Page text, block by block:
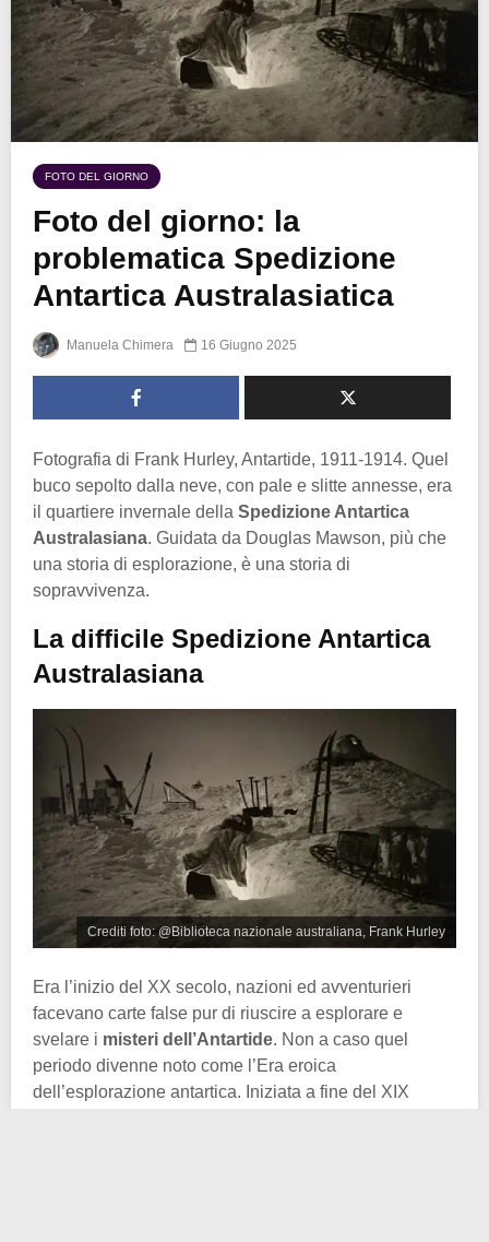
FOTO DEL GIORNO
Foto del giorno: la
problematica Spedizione
Antartica Australasiatica
Manuela Chimera 16 Giugno 2025
Fotografia di Frank Hurley, Antartide, 1911-1914. Quel
buco sepolto dalla neve, con pale e slitte annesse, era
il quartiere invernale della Spedizione Antartica
Australasiana. Guidata da Douglas Mawson, più che
una storia di esplorazione, è una storia di
sopravvivenza.
La difficile Spedizione Antartica
Australasiana
Crediti foto: @Biblioteca nazionale australiana, Frank Hurley
Era l’inizio del XX secolo, nazioni ed avventurieri
facevano carte false pur di riuscire a esplorare e
svelare i misteri dell’Antartide. Non a caso quel
periodo divenne noto come l’Era eroica
dell’esplorazione antartica. Iniziata a fine del XIX